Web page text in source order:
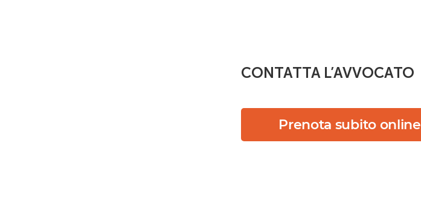
CONTATTA L’AVVOCATO
Prenota subito online